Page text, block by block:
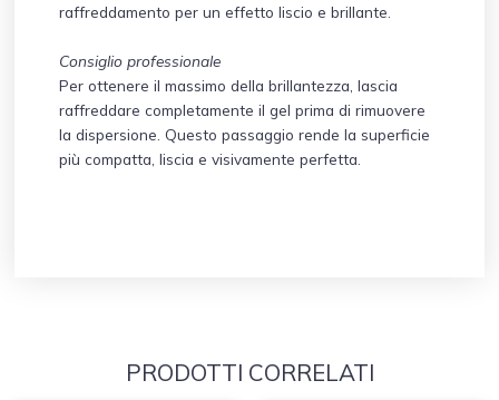
raffreddamento per un effetto liscio e brillante.
Consiglio professionale
Per ottenere il massimo della brillantezza, lascia
raffreddare completamente il gel prima di rimuovere
la dispersione. Questo passaggio rende la superficie
più compatta, liscia e visivamente perfetta.
PRODOTTI CORRELATI